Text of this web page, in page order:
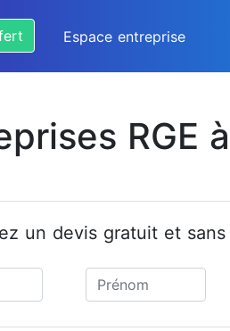
Espace entreprise
RGE
un devis gratuit et